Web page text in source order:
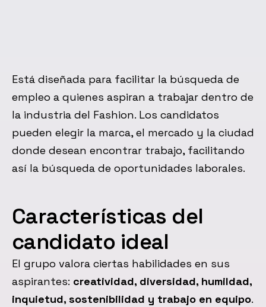
Está diseñada para facilitar la búsqueda de
empleo a quienes aspiran a trabajar dentro de
la industria del Fashion. Los candidatos
pueden elegir la marca, el mercado y la ciudad
donde desean encontrar trabajo, facilitando
así la búsqueda de oportunidades laborales.
Características del
candidato ideal
El grupo valora ciertas habilidades en sus
aspirantes: creatividad, diversidad, humildad,
inquietud, sostenibilidad y trabajo en equipo.